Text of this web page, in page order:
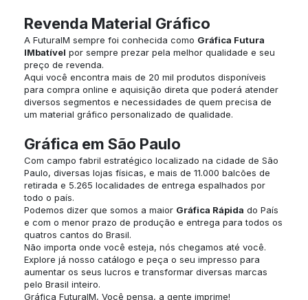
Revenda Material Gráfico
A FuturaIM sempre foi conhecida como Gráfica Futura
IMbatível por sempre prezar pela melhor qualidade e seu
preço de revenda.
Aqui você encontra mais de 20 mil produtos disponíveis
para compra online e aquisição direta que poderá atender
diversos segmentos e necessidades de quem precisa de
um material gráfico personalizado de qualidade.
Gráfica em São Paulo
Com campo fabril estratégico localizado na cidade de São
Paulo, diversas lojas físicas, e mais de 11.000 balcões de
retirada e 5.265 localidades de entrega espalhados por
todo o país.
Podemos dizer que somos a maior Gráfica Rápida do País
e com o menor prazo de produção e entrega para todos os
quatros cantos do Brasil.
Não importa onde você esteja, nós chegamos até você.
Explore já nosso catálogo e peça o seu impresso para
aumentar os seus lucros e transformar diversas marcas
pelo Brasil inteiro.
Gráfica FuturaIM, Você pensa, a gente imprime!